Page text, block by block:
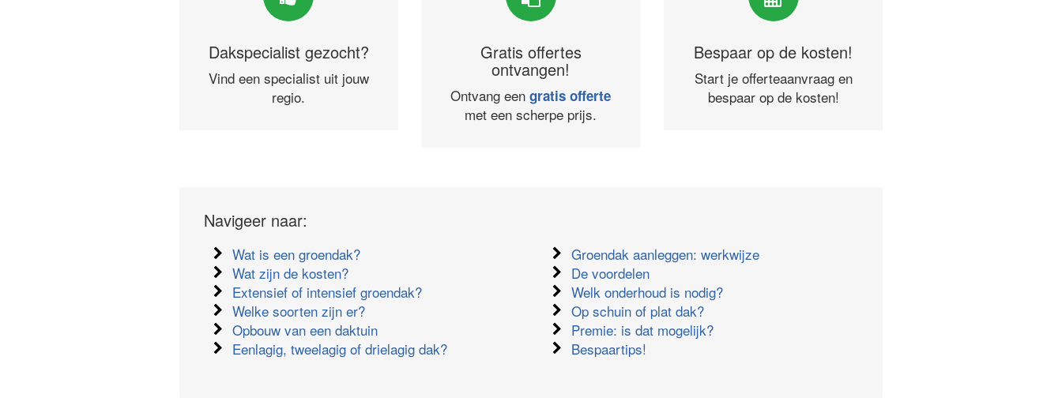
Dakspecialist gezocht?
Vind een specialist uit jouw
regio.
Gratis offertes
ontvangen!
Ontvang eengratis offerte
met een scherpe prijs.
Bespaar op de kosten!
Start je offerteaanvraag en
bespaar op de kosten!
Navigeer naar:
Wat is een groendak?
Wat zijn de kosten?
Extensief of intensief groendak?
Welke soorten zijn er?
Opbouw van een daktuin
Eenlagig, tweelagig of drielagig dak?
Groendak aanleggen: werkwijze
De voordelen
Welk onderhoud is nodig?
Op schuin of plat dak?
Premie: is dat mogelijk?
Bespaartips!